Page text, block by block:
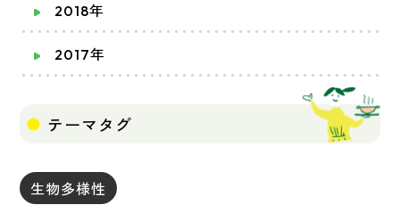
2018年
2017年
テーマタグ
生物多様性